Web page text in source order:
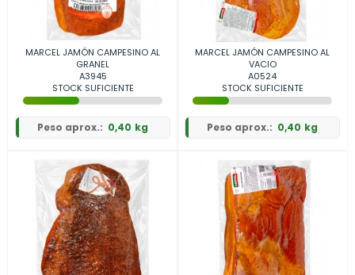
MARCEL JAMÓN CAMPESINO AL
GRANEL
A3945
STOCK SUFICIENTE
Peso aprox.: 0,40 kg
MARCEL JAMÓN CAMPESINO AL
VACIO
A0524
STOCK SUFICIENTE
Peso aprox.: 0,40 kg